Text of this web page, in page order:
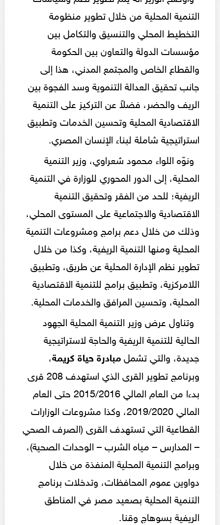
التنمية المحلية من خلال تطوير منظومة
التخطيط المحلي والتنسيق والتكامل بين
مؤسسات الدولة والتعاون بين الحكومة
والقطاع الخاص والمجتمع المدني، هذا إلى
جانب تحقيق العدالة التنموية وسد الفجوة بين
الريف والحضر، فضلاً عن التركيز على التنمية
الاقتصادية المحلية وتحسين الخدمات وتطبيق
استراتيجية شاملة لبناء الإنسان المصري.
ونوّه اللواء محمود شعراوي، وزير التنمية
المحلية، إلى الدور المحوري للوزارة في التنمية
الريفية؛ للحد من الفقر وتحقيق التنمية
الاقتصادية والاجتماعية على المستوى المحلي،
وذلك من خلال دعم برامج ومشروعات التنمية
المحلية ومنها التنمية الريفية، وكذا من خلال
تطوير نظم الإدارة المحلية عن طريق، وتطبيق
اللامركزية، وتطبيق برامج للتنمية الاقتصادية
المحلية، وتحسين المرافق والخدمات المحلية.
وتناول عرض وزير التنمية المحلية الجهود
الحالية للتنمية الريفية والحاجة لاستراتيجية
جديدة، والتي تشملمبادرة حياة كريمة،
وبرنامج تطوير القرى الذي استهدف 208 قرى
بدءا من العام المالي 2015/2016 حتى العام
المالي 2019/2020، وكذا مشروعات الوزارات
القطاعية التي تستهدف القرى (الصرف الصحي
– المدارس – مياه الشرب – الوحدات الصحية)،
وبرامج التنمية المحلية المنفذة من خلال
دواوين عموم المحافظات، وتدخلات برنامج
التنمية المحلية بصعيد مصر في المناطق
الريفية بسوهاج وقنا.